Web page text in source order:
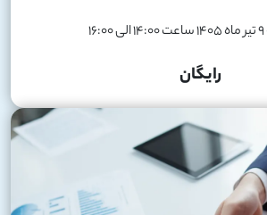
رایگان